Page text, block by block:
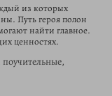
из которых
Путь героя полон
найти главное.
ценностях.